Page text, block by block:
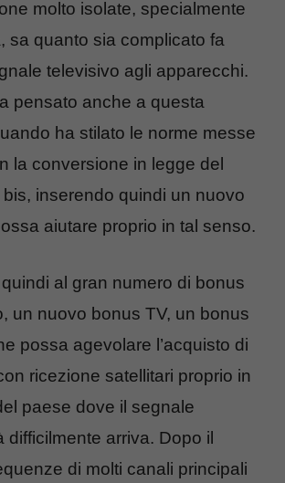
molto isolate, specialmente
sa quanto sia complicato fa
televisivo agli apparecchi.
pensato anche a questa
ha stilato le norme messe
la conversione in legge del
inserendo quindi un nuovo
aiutare proprio in tal senso.
al gran numero di bonus
un nuovo bonus TV, un bonus
possa agevolare l’acquisto di
ricezione satellitari proprio in
paese dove il segnale
difficilmente arriva. Dopo il
di molti canali principali